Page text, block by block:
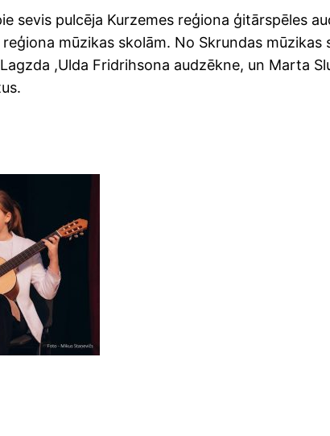
sevis pulcēja Kurzemes reģiona ģitārspēles
mūzikas skolām. No Skrundas
,Ulda Fridrihsona audzēkne, un Marta